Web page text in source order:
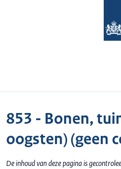
853 - Bonen,
oogsten) (geen
De inhoud van deze pagina is